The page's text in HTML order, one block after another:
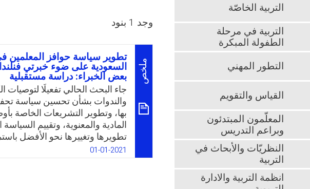
وجد 1 بنود
ملخص
تطوير سياسة حوافز المعلمين
السعودية على ضوء خبرتي
بعض الخبراء: دراسة مستقبلية
جاء البحث الحالي تفعيلًا لتوصيات
والندوات بشأن تحسين سياسة
بها، وتطوير التشريعات الخاصة
المادية والمعنوية، وتقييم
تطويرها وتغييرها نحو الأفضل
هذا التوقيت بالمملكة حيث
التعليم بها في ضوء المتغيرات
01-01-2021
التربية الخاصّة
التربية في مرحلة
الطفولة المبكرة
التطور المهني
القياس والتقويم
المعلّمون المبتدئون
وبراعم التدريس
النظريّات والأبحاث في
التربية
انظمة التربية والادارة